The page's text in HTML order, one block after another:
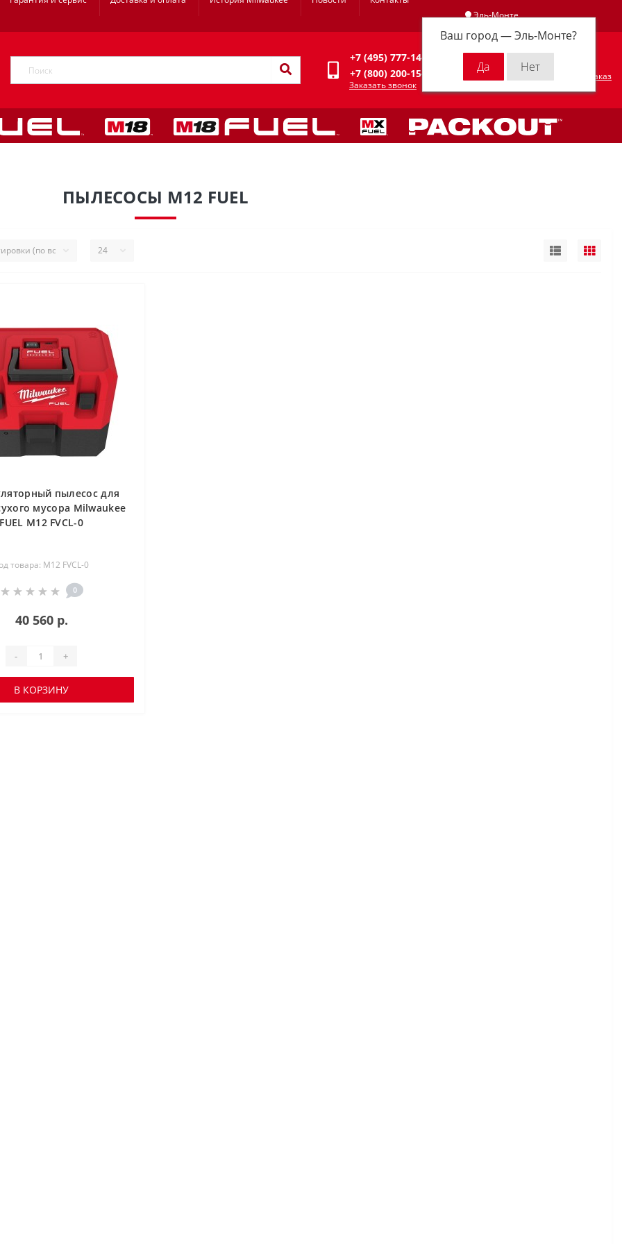
Эль-Монте
Ваш город —Эль-Монте?
Личный кабинет
+7 (495) 777-14-94
+7 (800) 200-15-94
Заказать звонок
Оформить заказ
ПЫЛЕСОСЫ M12 FUEL
пылесос для
мусора Milwaukee
FUEL M12 FVCL-0
товара: M12 FVCL-0
0
40 560 р.
- +
В КОРЗИНУ